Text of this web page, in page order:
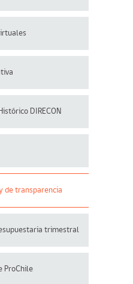
DIRECON
de transparencia
trimestral
ProChile